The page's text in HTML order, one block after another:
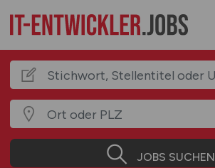
JOBS SUCHEN